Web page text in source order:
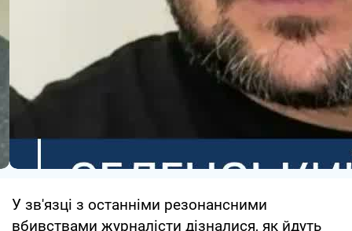
У зв'язці з останніми резонансними
вбивствами журналісти дізналися, як йдуть